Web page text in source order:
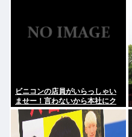
ビニコンの店員がいらっしゃい
ませー！言わないから本社にク
レームいれてやりましたよ！
www